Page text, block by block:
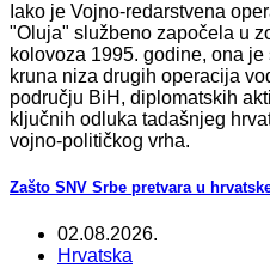
Iako je Vojno-redarstvena
"Oluja" službeno započela u
kolovoza 1995. godine, ona je
kruna niza drugih operacija
području BiH, diplomatskih
ključnih odluka tadašnjeg
vojno-političkog vrha.
Zašto SNV Srbe pretvara u
02.08.2026.
Hrvatska